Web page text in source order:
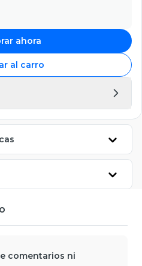
ahora
al carro
comentarios ni